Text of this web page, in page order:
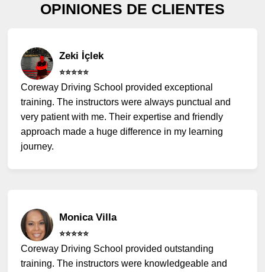
OPINIONES DE CLIENTES
Zeki İçlek
⭐️⭐️⭐️⭐️⭐️
Coreway Driving School provided exceptional
training. The instructors were always punctual and
very patient with me. Their expertise and friendly
approach made a huge difference in my learning
journey.
Monica Villa
⭐️⭐️⭐️⭐️⭐️
Coreway Driving School provided outstanding
training. The instructors were knowledgeable and